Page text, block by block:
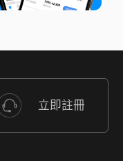
立即註冊